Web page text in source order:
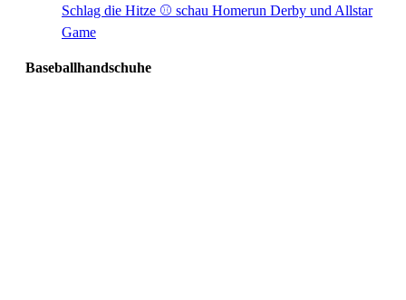
Schlag die Hitze ⚾️ schau Homerun Derby und Allstar
Game
Baseballhandschuhe